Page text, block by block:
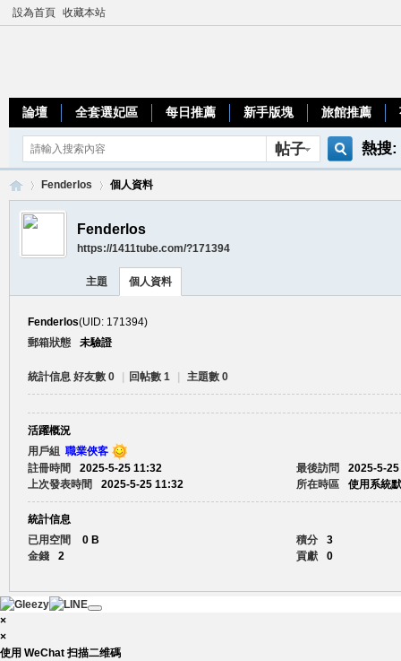
設為首頁 收藏本站
論壇 全套選妃區 每日推薦 新手版塊 旅館推薦
帖子 熱搜:
›
Fenderlos 個人資料
Fenderlos
https://1411tube.com/?171394
主題 個人資料
Fenderlos(UID: 171394)
郵箱狀態
未驗證
統計信息 好友數 0 回帖數 1 主題數 0
活躍概況
用戶組 職業俠客
註冊時間
2025-5-25 11:32 最後訪問
2025-5-
上次發表時間
2025-5-25 11:32 所在時區 使用系統
統計信息
已用空間
0 B 積分
3
金錢
2 貢獻 0
×
×
使用 WeChat 扫描二维碼